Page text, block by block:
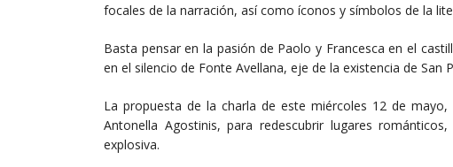
focales de la narración, así como íconos y símbolos de la
Basta pensar en la pasión de Paolo y Francesca en el
en el silencio de Fonte Avellana, eje de la existencia de San
La propuesta de la charla de este miércoles 12 de
Antonella Agostinis, para redescubrir lugares
explosiva.